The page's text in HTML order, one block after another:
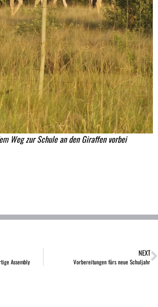
Weg zur Schule an den Giraffen vorbei
Assembly
NEXT
Vorbereitungen fürs neue Schuljahr